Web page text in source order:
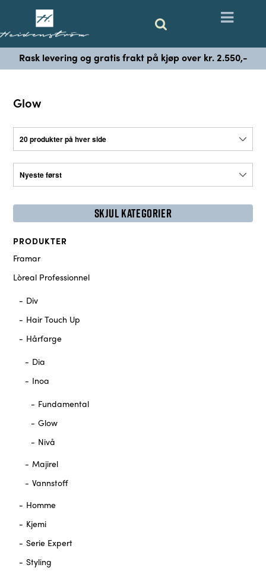
Rask levering og gratis frakt på kjøp over kr. 2.550,-
Glow
SKJUL KATEGORIER
PRODUKTER
Framar
Lòreal Professionnel
Div
Hair Touch Up
Hårfarge
Dia
Inoa
Fundamental
Glow
Nivå
Majirel
Vannstoff
Homme
Kjemi
Serie Expert
Styling